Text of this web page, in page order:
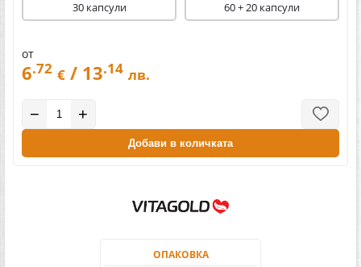
30 капсули 60 + 20 капсули
от
6.72 € / 13.14 лв.
− +
Добави в количката
ОПАКОВКА